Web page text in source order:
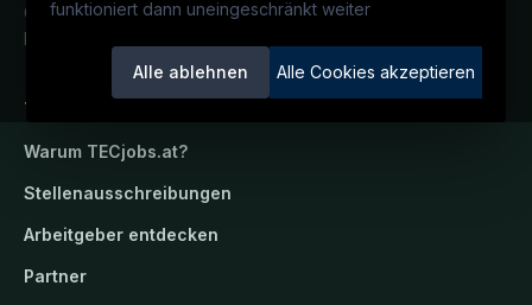
funktioniert dann uneingeschränkt weiter
Alle ablehnen Alle Cookies akzeptieren
Österreichs technisches Karriereportal.
Ein Service der candidatis GmbH.
TECjobs.at
Warum TECjobs.at?
Stellenausschreibungen
Arbeitgeber entdecken
Partner